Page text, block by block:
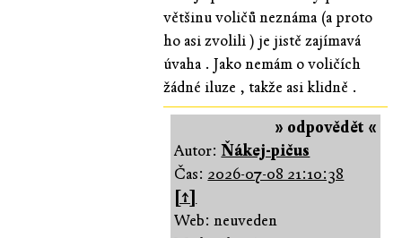
většinu voličů neznáma (a proto
ho asi zvolili ) je jistě zajímavá
úvaha . Jako nemám o voličích
žádné iluze , takže asi klidně .
» odpovědět «
Autor:Ňákej-pičus
Čas: 2026-07-08 21:10:38
[↑]
Web: neuveden